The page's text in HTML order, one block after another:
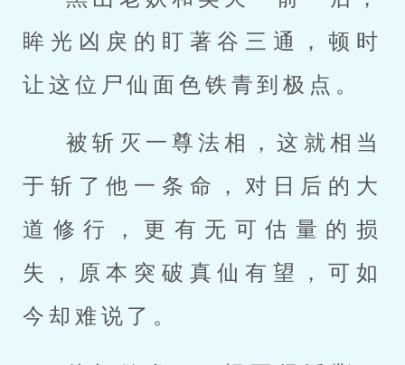
眸光凶戾的盯著谷三通，顿时
让这位尸仙面色铁青到极点。
被斩灭一尊法相，这就相当
于斩了他一条命，对日后的大
道修行，更有无可估量的损
失，原本突破真仙有望，可如
今却难说了。